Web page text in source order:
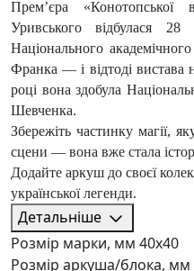
Премʼєра «Конотопської
Уривського відбулася
Національного
Франка — і відтоді вистава
році вона здобула
Шевченка.
Збережіть частинку магії,
сцени — вона вже стала
Додайте аркуш до своєї
української легенди.
Детальніше
Розмір марки, мм 40х40
Розмір аркуша/блока, мм